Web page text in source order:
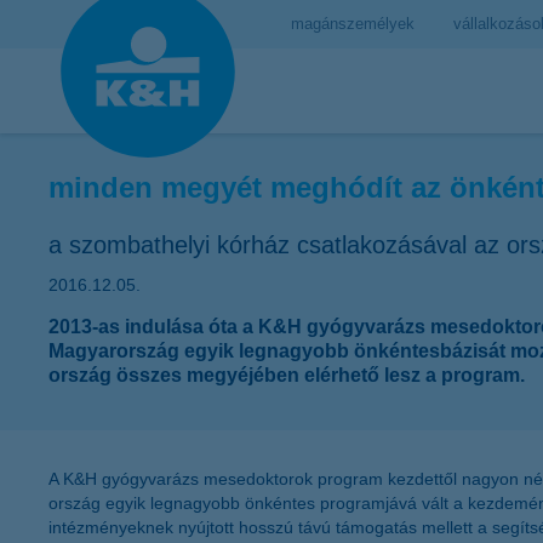
magánszemélyek
minden megyét meghódít az
a szombathelyi kórház csatlakozásával az
2016.12.05.
2013-as indulása óta a K&H gyógyvarázs
Magyarország egyik legnagyobb önkéntesbázisát
ország összes megyéjében elérhető lesz a program.
A K&H gyógyvarázs mesedoktorok program kezdettől nagyon
ország egyik legnagyobb önkéntes programjává vált a
intézményeknek nyújtott hosszú távú támogatás mellett a